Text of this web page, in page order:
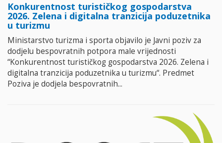
Konkurentnost turističkog gospodarstva
2026. Zelena i digitalna tranzicija poduzetnika
u turizmu
Ministarstvo turizma i sporta objavilo je Javni poziv za
dodjelu bespovratnih potpora male vrijednosti
“Konkurentnost turističkog gospodarstva 2026. Zelena i
digitalna tranzicija poduzetnika u turizmu“. Predmet
Poziva je dodjela bespovratnih...